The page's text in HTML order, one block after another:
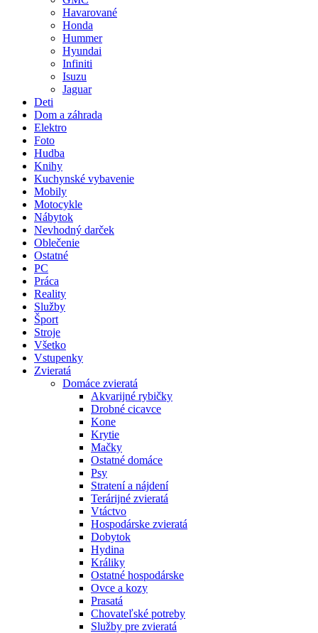
Havarované
Honda
Hummer
Hyundai
Infiniti
Isuzu
Jaguar
Deti
Dom a záhrada
Elektro
Foto
Hudba
Knihy
Kuchynské vybavenie
Mobily
Motocykle
Nábytok
Nevhodný darček
Oblečenie
Ostatné
PC
Práca
Reality
Služby
Šport
Stroje
Všetko
Vstupenky
Zvieratá
Domáce zvieratá
Akvarijné rybičky
Drobné cicavce
Kone
Krytie
Mačky
Ostatné domáce
Psy
Stratení a nájdení
Terárijné zvieratá
Vtáctvo
Hospodárske zvieratá
Dobytok
Hydina
Králiky
Ostatné hospodárske
Ovce a kozy
Prasatá
Chovateľské potreby
Služby pre zvieratá